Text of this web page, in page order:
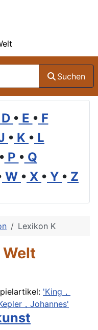
Suchen
D • E • F
• K • L
• P • Q
W • X • Y • Z
Lexikon K
'King，
，Johannes'